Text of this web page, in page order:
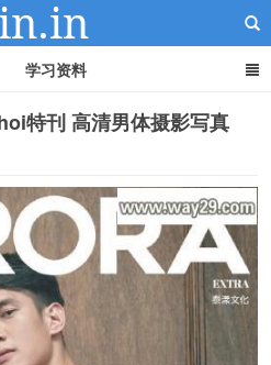
学习资料
特刊 高清男体摄影写真